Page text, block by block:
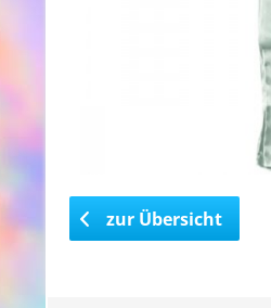
zur Übersicht